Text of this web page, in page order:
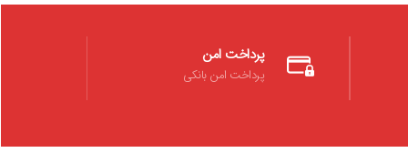
پرداخت امن
پرداخت امن بانکی